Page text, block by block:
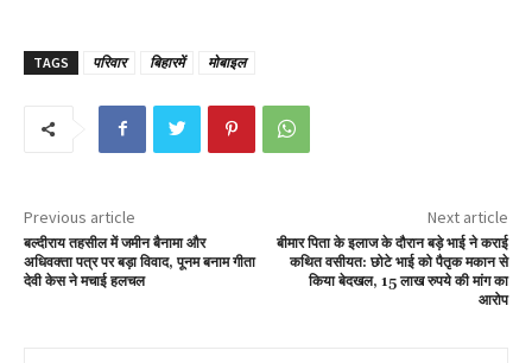
TAGS परिवार बिहारमें मोबाइल
Previous article
बल्दीराय तहसील में जमीन बैनामा और
अधिवक्ता पत्र पर बड़ा विवाद, पूनम बनाम गीता
देवी केस ने मचाई हलचल
Next article
बीमार पिता के इलाज के दौरान बड़े भाई ने कराई
कथित वसीयत: छोटे भाई को पैतृक मकान से
किया बेदखल, 15 लाख रुपये की मांग का
आरोप